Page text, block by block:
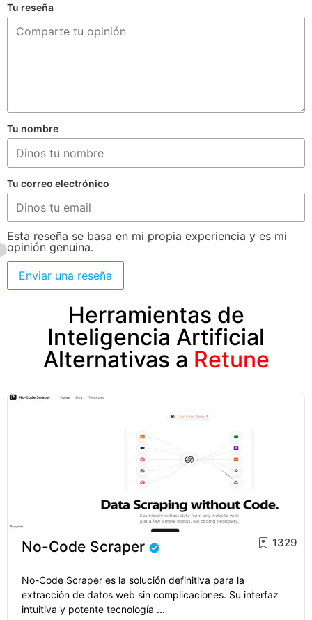
Tu reseña
Tu nombre
Tu correo electrónico
Esta reseña se basa en mi propia experiencia y es mi
opinión genuina.
Enviar una reseña
Herramientas de
Inteligencia Artificial
Alternativas a Retune
No-Code Scraper 1329
No-Code Scraper es la solución definitiva para la
extracción de datos web sin complicaciones. Su interfaz
intuitiva y potente tecnología ...